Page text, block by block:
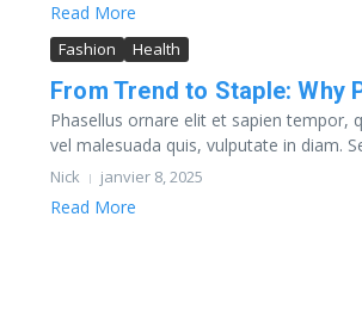
Read More
Fashion Health
From Trend to Staple:
Phasellus ornare elit et sapien tempor,
vel malesuada quis, vulputate in diam.
Nick janvier 8, 2025
Read More